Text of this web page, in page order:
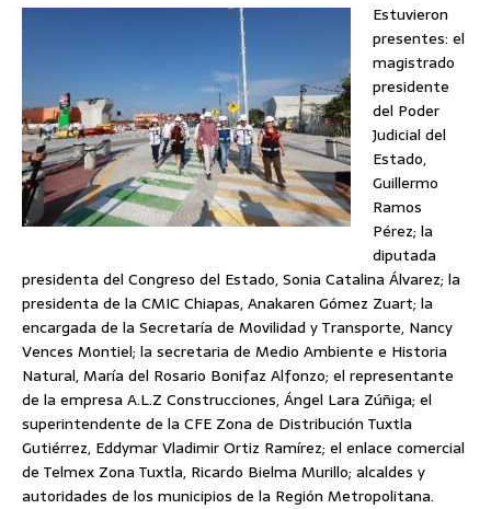
Estuvieron
presentes: el
magistrado
presidente
del Poder
Judicial del
Estado,
Guillermo
Ramos
Pérez; la
diputada
presidenta del Congreso del Estado, Sonia Catalina Álvarez; la
presidenta de la CMIC Chiapas, Anakaren Gómez Zuart; la
encargada de la Secretaría de Movilidad y Transporte, Nancy
Vences Montiel; la secretaria de Medio Ambiente e Historia
Natural, María del Rosario Bonifaz Alfonzo; el representante
de la empresa A.L.Z Construcciones, Ángel Lara Zúñiga; el
superintendente de la CFE Zona de Distribución Tuxtla
Gutiérrez, Eddymar Vladimir Ortiz Ramírez; el enlace comercial
de Telmex Zona Tuxtla, Ricardo Bielma Murillo; alcaldes y
autoridades de los municipios de la Región Metropolitana.